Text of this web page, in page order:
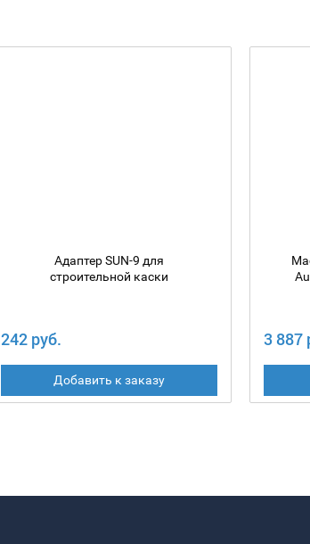
Адаптер SUN-9 для
строительной каски
242 руб.
Добавить к заказу
3 887